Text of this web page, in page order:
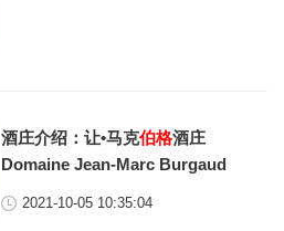
酒庄介绍：让•马克伯格酒庄
Domaine Jean-Marc Burgaud
2021-10-05 10:35:04